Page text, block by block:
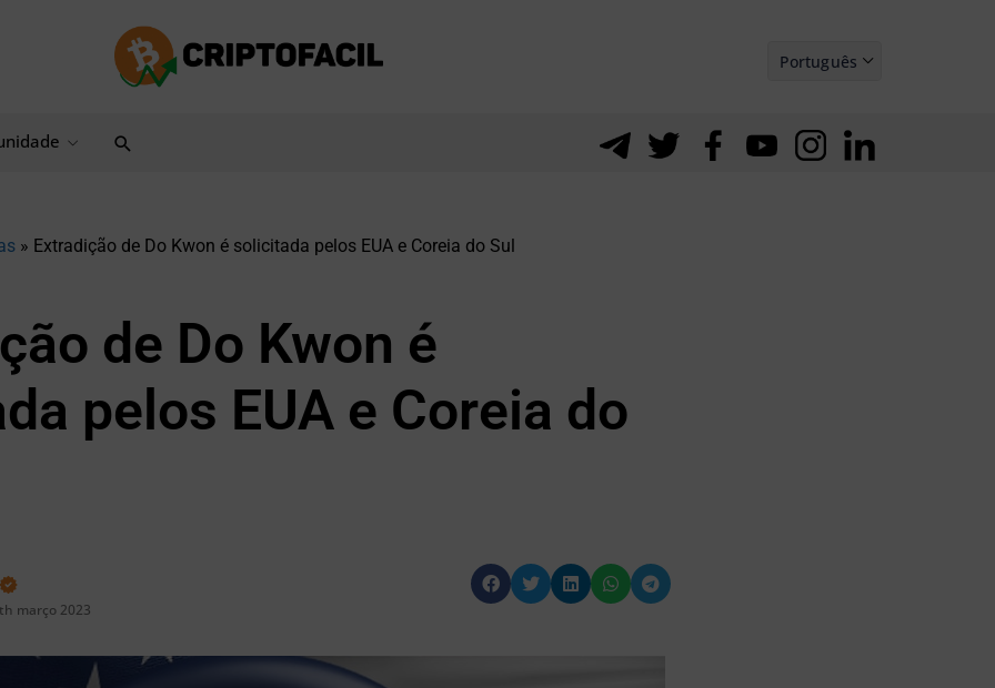
Português
Pesquisar
» Extradição de Do Kwon é solicitada pelos EUA e Coreia do Sul
de Do Kwon é
pelos EUA e Coreia do
março 2023